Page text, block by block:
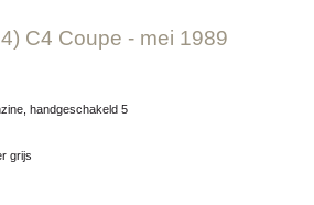
C4 Coupe - mei 1989
handgeschakeld 5
grijs